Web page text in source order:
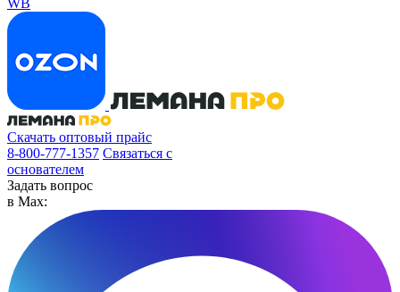
WB
Скачать оптовый прайс
8-800-777-1357 Связаться с
основателем
Задать вопрос
в Max: